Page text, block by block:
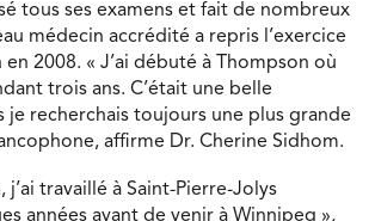
tous ses examens et fait de nombreux
médecin accrédité a repris l’exercice
2008. « J’ai débuté à Thompson où
trois ans. C’était une belle
je recherchais toujours une plus grande
affirme Dr. Cherine Sidhom.
j’ai travaillé à Saint-Pierre-Jolys
années avant de venir à Winnipeg »,